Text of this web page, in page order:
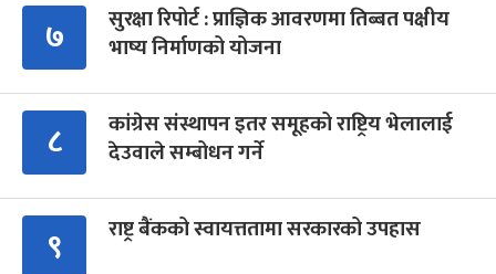
७
सुरक्षा रिपोर्ट : प्राज्ञिक आवरणमा तिब्बत पक्षीय
भाष्य निर्माणको योजना
८
कांग्रेस संस्थापन इतर समूहको राष्ट्रिय भेलालाई
देउवाले सम्बोधन गर्ने
९ राष्ट्र बैंकको स्वायत्ततामा सरकारको उपहास